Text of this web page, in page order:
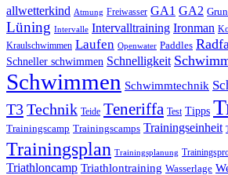
allwetterkind Atmung Freiwasser GA1 GA2
Lüning Intervalle Intervalltraining Ironman
Kraulschwimmen Laufen Openwater Paddles
Schneller schwimmen Schnelligkeit
Schwimmen Schwimmtechnik
T3Technik Teide Teneriffa Test Tipps
Trainingscamp Trainingscamps Trainingseinheit
Trainingsplan Trainingsplanung
Triathloncamp Triathlontraining Wasserlage